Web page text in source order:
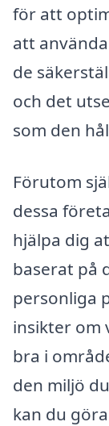
för att
att
de
och det
som den
Förutom
dessa
hjälpa dig
baserat på
personliga
insikter om
bra i
den miljö
kan du